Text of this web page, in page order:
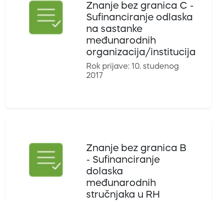
Znanje bez granica C -
Sufinanciranje odlaska
na sastanke
međunarodnih
organizacija/institucija
Rok prijave: 10. studenog
2017
Znanje bez granica B
- Sufinanciranje
dolaska
međunarodnih
stručnjaka u RH